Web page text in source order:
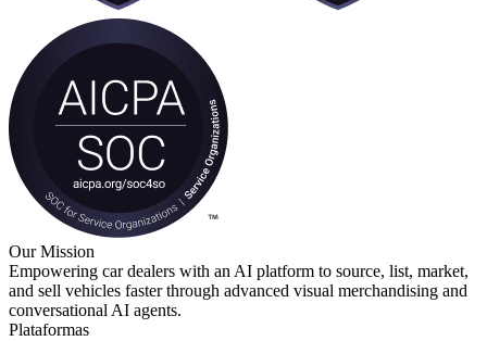
Our Mission
Empowering car dealers with an AI platform to source, list, market,
and sell vehicles faster through advanced visual merchandising and
conversational AI agents.
Plataformas